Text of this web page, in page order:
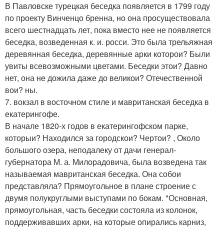
В Павловске турецкая беседка появляется в 1799 году
по проекту Винченцо бренна, но она просуществовала
всего шестнадцать лет, пока вместо нее не появляется
беседка, возведенная к. и. росси. Это была трельяжная
деревянная беседка, деревянные арки которои? Были
увиты всевозможными цветами. Беседки этои? Давно
нет, она не дожила даже до великои? Отечественной
вои? ны.
7. вокзал в восточном стиле и мавританская беседка в
екатерингофе.
В начале 1820-х годов в екатерингофском парке,
которыи? Находился за городскои? Чертои? , Около
большого озера, неподалеку от дачи генерал-
губернатора М. а. Милорадовича, была возведена так
называемая мавританская беседка. Она собои
представляла? Прямоугольное в плане строение с
двумя полукруглыми выступами по бокам. "Основная,
прямоугольная, часть беседки состояла из колонок,
поддерживавших арки, на которые опирались карниз,